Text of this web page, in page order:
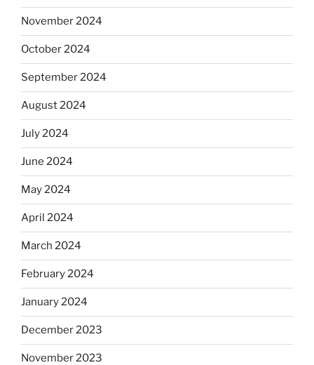
November 2024
October 2024
September 2024
August 2024
July 2024
June 2024
May 2024
April 2024
March 2024
February 2024
January 2024
December 2023
November 2023